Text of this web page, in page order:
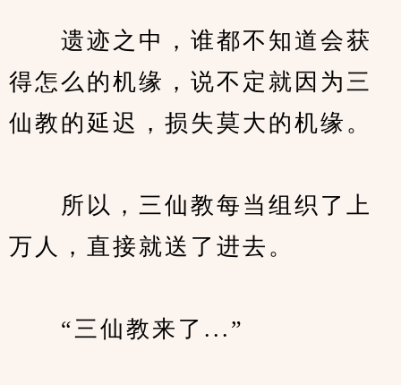
遗迹之中，谁都不知道会获
得怎么的机缘，说不定就因为三
仙教的延迟，损失莫大的机缘。
所以，三仙教每当组织了上
万人，直接就送了进去。
“三仙教来了...”